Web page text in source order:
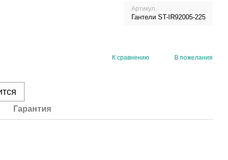
Артикул
Гантели ST-IR92005-225
К сравнению В пожелания
Гарантия